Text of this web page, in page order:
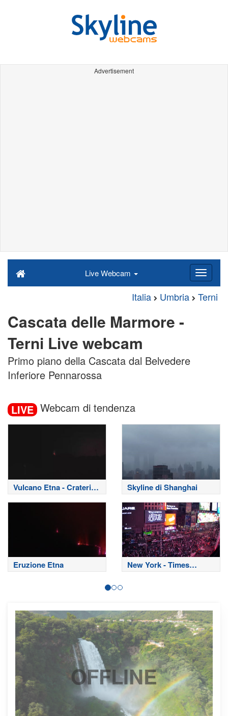
Advertisement
Live Webcam
Italia Umbria Terni
Cascata delle Marmore -
Terni Live webcam
Primo piano della Cascata dal Belvedere
Inferiore Pennarossa
LIVE Webcam di tendenza
Vulcano Etna - Crateri
Sommitali
Skyline di Shanghai
Eruzione Etna
New York - Times
Square
OFFLINE